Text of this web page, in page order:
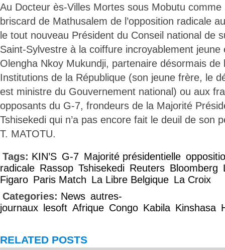
Au Docteur ès-Villes Mortes sous Mobutu comme
briscard de Mathusalem de l’opposition radicale
le tout nouveau Président du Conseil national de
Saint-Sylvestre à la coiffure incroyablement jeune
Olengha Nkoy Mukundji, partenaire désormais
Institutions de la République (son jeune frère, le
est ministre du Gouvernement national) ou aux
opposants du G-7, frondeurs de la Majorité
Tshisekedi qui n’a pas encore fait le deuil de son
T. MATOTU.
Tags: KIN’S G-7 Majorité présidentielle
radicale Rassop Tshisekedi Reuters Bloomberg
Figaro Paris Match La Libre Belgique La Croix
Categories: News autres-
journaux
lesoft Afrique Congo Kabila Kinshasa
RELATED POSTS